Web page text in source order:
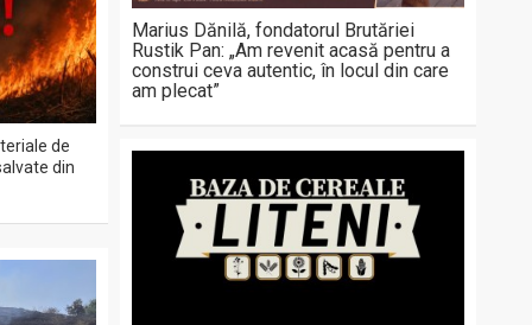
de
din
Marius Dănilă, fondatorul Brutăriei
Rustik Pan: „Am revenit acasă pentru a
construi ceva autentic, în locul din care
am plecat”